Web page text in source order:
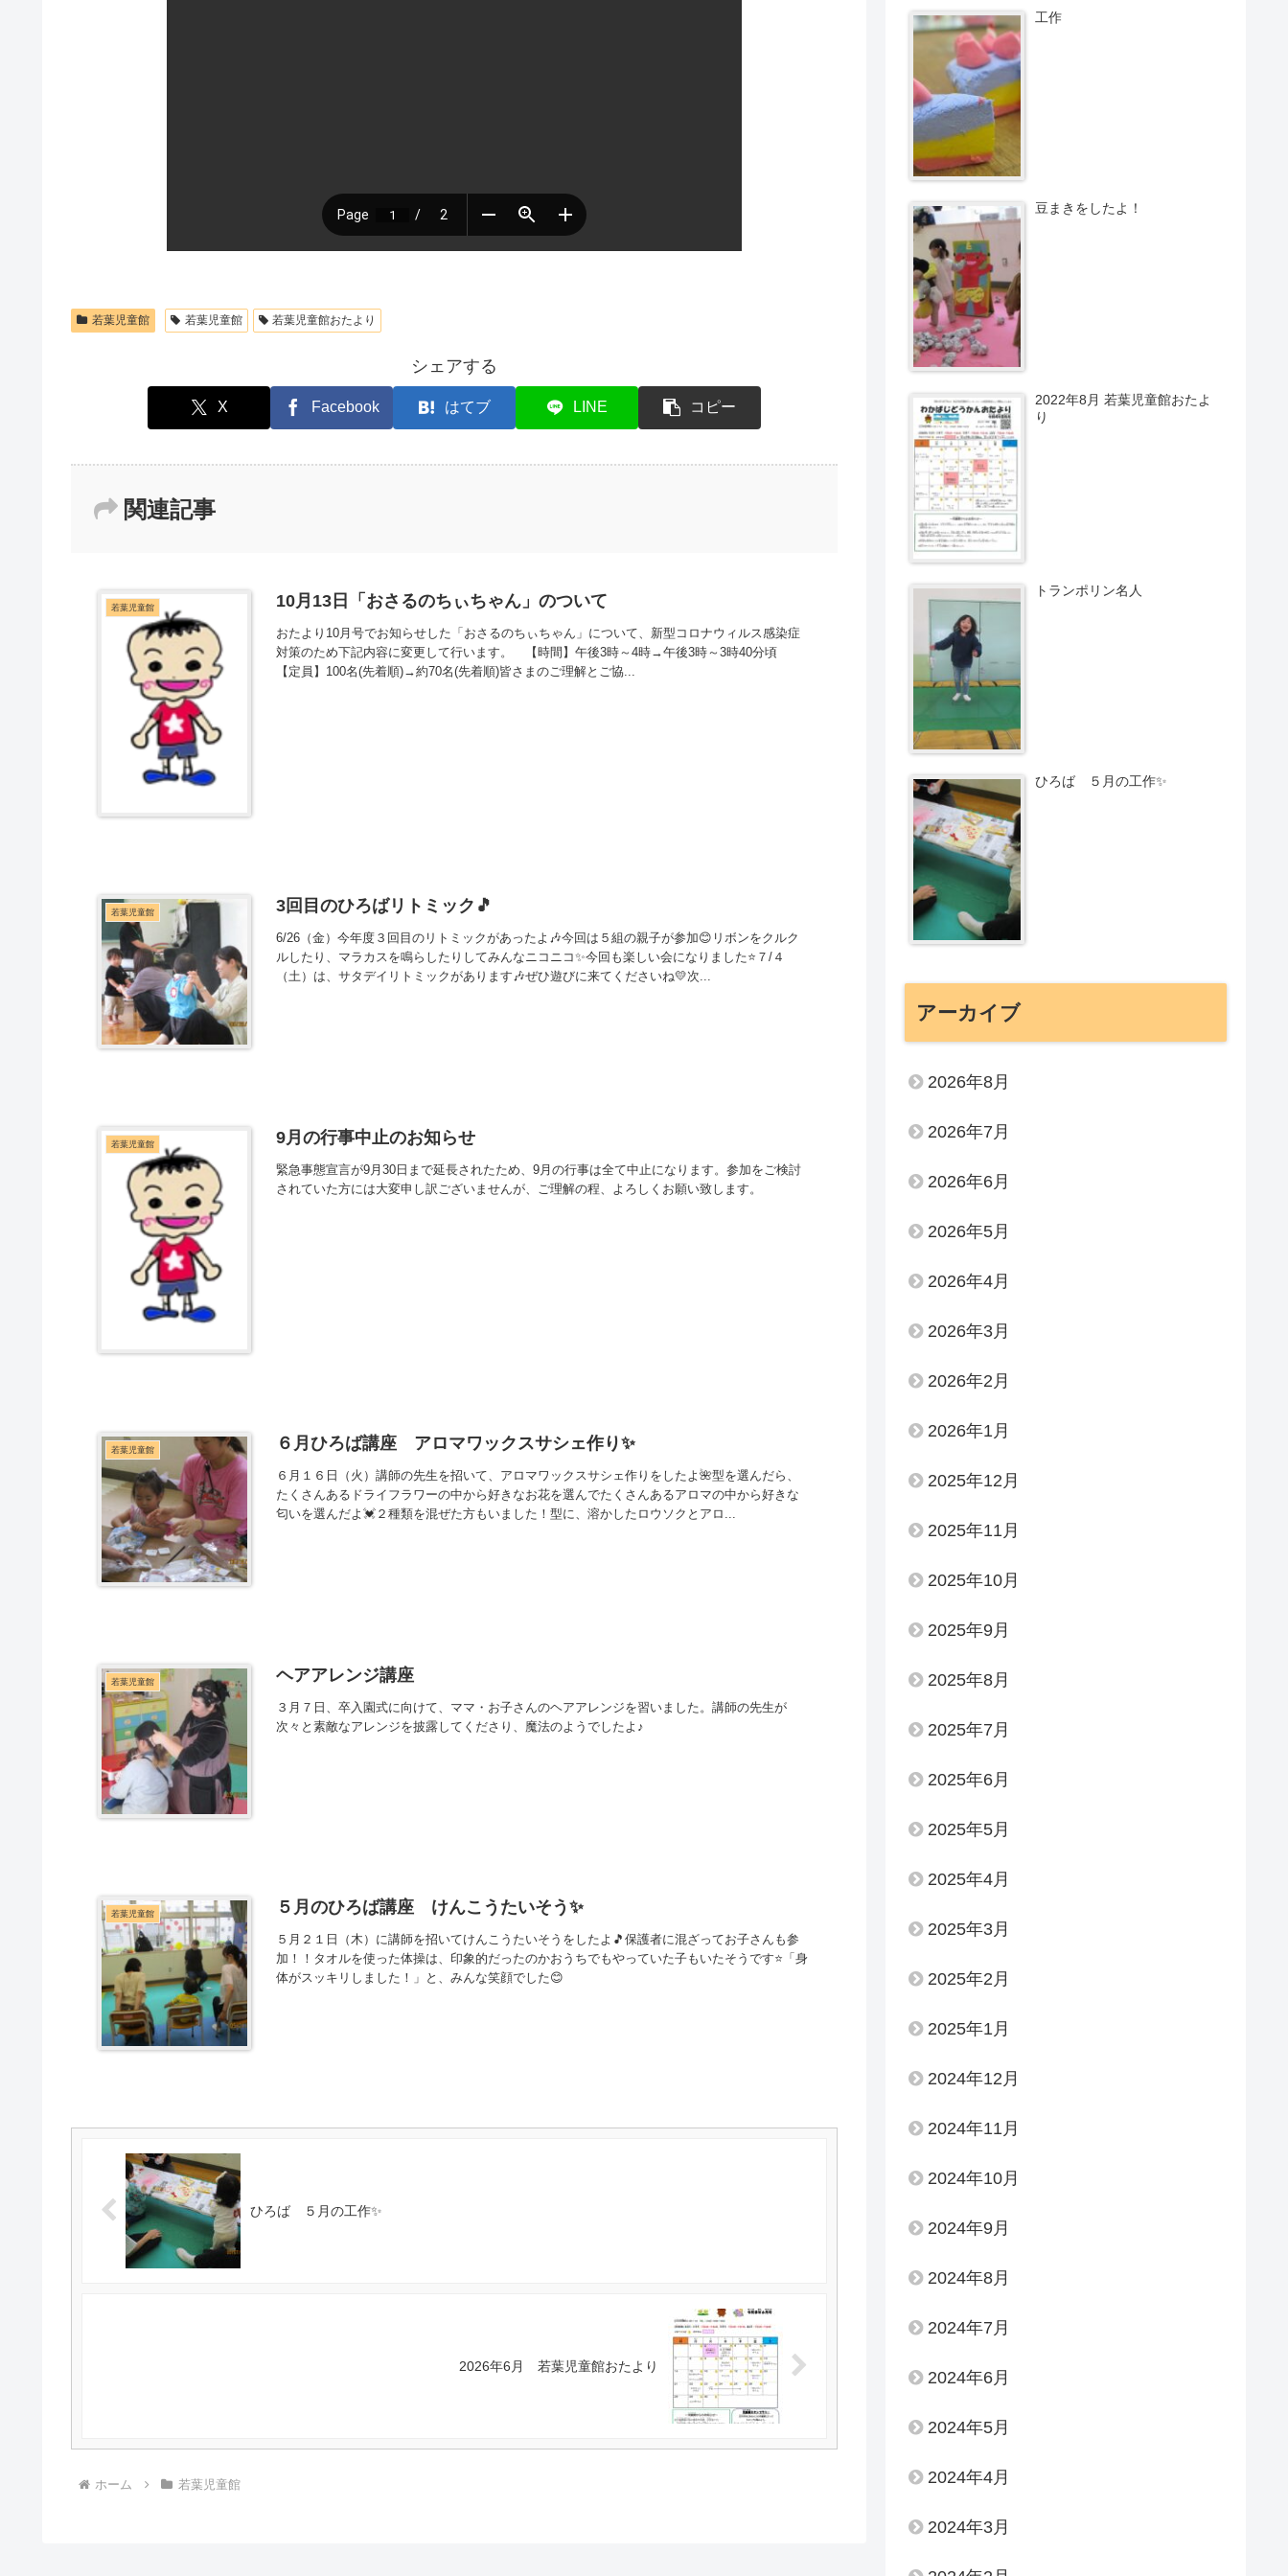
若葉児童館 若葉児童館 若葉児童館おたより
シェアする
X Facebook はてブ LINE コピー
関連記事
若葉児童館 10月13日「おさるのちぃちゃん」のついて
おたより10月号でお知らせした「おさるのちぃちゃん」について、新型コロナウィルス感染症
対策のため下記内容に変更して行います。 【時間】午後3時～4時→午後3時～3時40分頃
【定員】100名(先着順)→約70名(先着順)皆さまのご理解とご協...
若葉児童館 3回目のひろばリトミック🎵
6/26（金）今年度３回目のリトミックがあったよ🎶今回は５組の親子が参加😊リボンをクルク
ルしたり、マラカスを鳴らしたりしてみんなニコニコ✨今回も楽しい会になりました⭐７/４
（土）は、サタデイリトミックがあります🎶ぜひ遊びに来てくださいね💛次...
若葉児童館 9月の行事中止のお知らせ
緊急事態宣言が9月30日まで延長されたため、9月の行事は全て中止になります。参加をご検討
されていた方には大変申し訳ございませんが、ご理解の程、よろしくお願い致します。
若葉児童館 ６月ひろば講座 アロマワックスサシェ作り✨
６月１６日（火）講師の先生を招いて、アロマワックスサシェ作りをしたよ🌺型を選んだら、
たくさんあるドライフラワーの中から好きなお花を選んでたくさんあるアロマの中から好きな
匂いを選んだよ💓２種類を混ぜた方もいました！型に、溶かしたロウソクとアロ...
若葉児童館 ヘアアレンジ講座
３月７日、卒入園式に向けて、ママ・お子さんのヘアアレンジを習いました。講師の先生が
次々と素敵なアレンジを披露してくださり、魔法のようでしたよ♪
若葉児童館 ５月のひろば講座 けんこうたいそう✨
５月２１日（木）に講師を招いてけんこうたいそうをしたよ🎵保護者に混ざってお子さんも参
加！！タオルを使った体操は、印象的だったのかおうちでもやっていた子もいたそうです⭐「身
体がスッキリしました！」と、みんな笑顔でした😊
ひろば ５月の工作✨
2026年6月 若葉児童館おたより
ホーム 若葉児童館
工作
豆まきをしたよ！
2022年8月 若葉児童館おたよ
り
トランポリン名人
ひろば ５月の工作✨
アーカイブ
2026年8月
2026年7月
2026年6月
2026年5月
2026年4月
2026年3月
2026年2月
2026年1月
2025年12月
2025年11月
2025年10月
2025年9月
2025年8月
2025年7月
2025年6月
2025年5月
2025年4月
2025年3月
2025年2月
2025年1月
2024年12月
2024年11月
2024年10月
2024年9月
2024年8月
2024年7月
2024年6月
2024年5月
2024年4月
2024年3月